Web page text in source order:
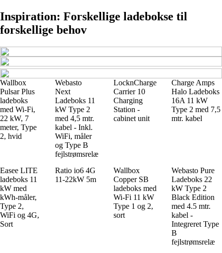
Inspiration: Forskellige ladebokse til
forskellige behov
Wallbox
Pulsar Plus
ladeboks
med Wi-Fi,
22 kW, 7
meter, Type
2, hvid
Webasto
Next
Ladeboks 11
kW Type 2
med 4,5 mtr.
kabel - Inkl.
WiFi, måler
og Type B
fejlstrømsrelæ
LocknCharge
Carrier 10
Charging
Station -
cabinet unit
Charge Amps
Halo Ladeboks
16A 11 kW
Type 2 med 7,5
mtr. kabel
Easee LITE
ladeboks 11
kW med
kWh-måler,
Type 2,
WiFi og 4G,
Sort
Ratio io6 4G
11-22kW 5m
Wallbox
Copper SB
ladeboks med
Wi-Fi 11 kW
Type 1 og 2,
sort
Webasto Pure
Ladeboks 22
kW Type 2
Black Edition
med 4.5 mtr.
kabel -
Integreret Type
B
fejlstrømsrelæ